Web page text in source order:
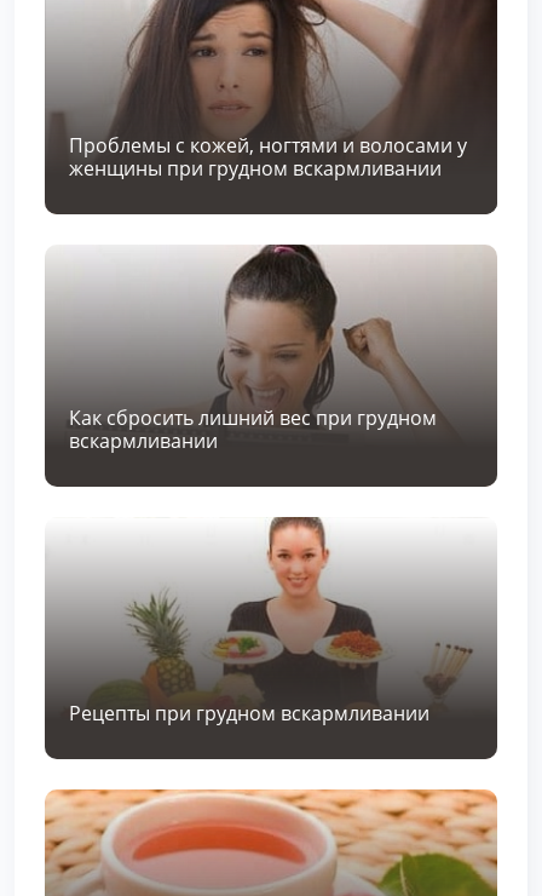
Проблемы с кожей, ногтями и волосами у
женщины при грудном вскармливании
Как сбросить лишний вес при грудном
вскармливании
Рецепты при грудном вскармливании